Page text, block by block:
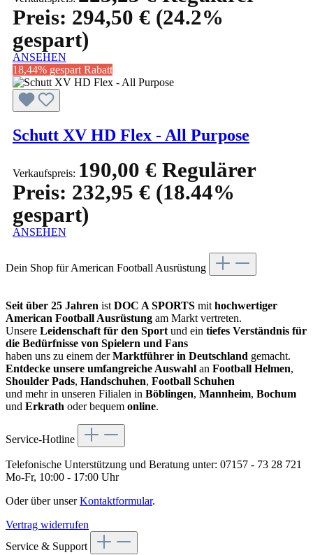
Preis: 294,50 € (24.2%
gespart)
ANSEHEN
18,44% gespart Rabatt
Schutt XV HD Flex - All Purpose
Verkaufspreis: 190,00 € Regulärer
Preis: 232,95 € (18.44%
gespart)
ANSEHEN
Dein Shop für American Football Ausrüstung
Seit über 25 Jahren ist DOC A SPORTS mit hochwertiger
American Football Ausrüstung am Markt vertreten.
Unsere Leidenschaft für den Sport und ein tiefes Verständnis für
die Bedürfnisse von Spielern und Fans
haben uns zu einem derMarktführer in Deutschland gemacht.
Entdecke unsere umfangreiche Auswahl an Football Helmen,
Shoulder Pads, Handschuhen, Football Schuhen
und mehr in unseren Filialen in Böblingen, Mannheim, Bochum
und Erkrath oder bequem online.
Service-Hotline
Telefonische Unterstützung und Beratung unter: 07157 - 73 28 721
Mo-Fr, 10:00 - 17:00 Uhr
Oder über unserKontaktformular.
Vertrag widerrufen
Service & Support